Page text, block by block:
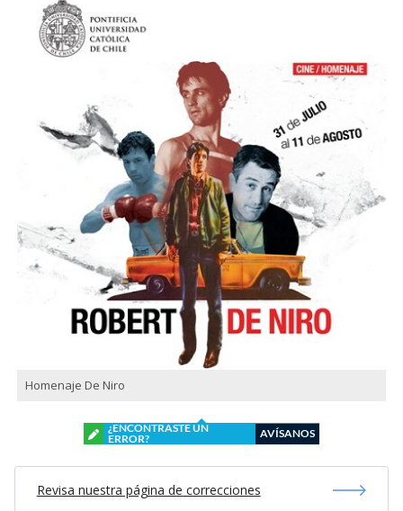
Homenaje De Niro
¿ENCONTRASTE UN
ERROR?
AVÍSANOS
Revisa nuestra página de correcciones